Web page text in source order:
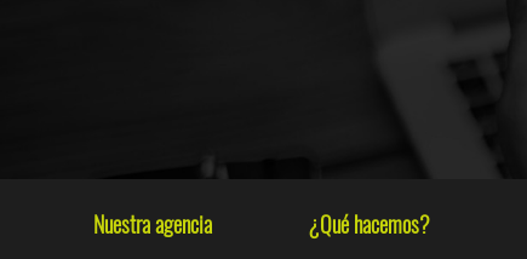
Nuestra agencia ¿Qué hacemos?